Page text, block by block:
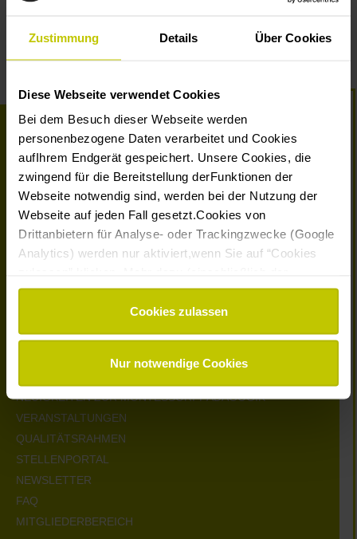
Zustimmung Details Über Cookies
Diese Webseite verwendet Cookies
Bei dem Besuch dieser Webseite werden
personenbezogene Daten verarbeitet und Cookies
aufIhrem Endgerät gespeichert. Unsere Cookies, die
zwingend für die Bereitstellung derFunktionen der
Webseite notwendig sind, werden bei der Nutzung der
Webseite auf jeden Fall gesetzt.Cookies von
Drittanbietern für Analyse- oder Trackingzwecke (Google
Analytics) werden nur aktiviert,wenn Sie auf “Cookies
Möglichkeit,die Einwilligungserklärung zu widerrufen)
erfahren Sie in unsererDatenschutzerklärung
Impressum
Cookies zulassen
Nur notwendige Cookies
Montessori Deutschlandvertritt und vernetzt Montessori-
Bildungseinrichtungen, -Ausbildungsorganisationen und -
individuelles Potential entfalten und sich in der Welt von
heute verantwortungsvoll entwickeln können.
NEUIGKEITEN ZUR MONTESSORI-PÄDAGOGIK
VERANSTALTUNGEN
QUALITÄTSRAHMEN
STELLENPORTAL
NEWSLETTER
FAQ
MITGLIEDERBEREICH